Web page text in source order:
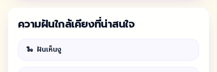
ความฝันใกล้เคียงที่น่าสนใจ
🐍 ฝันเห็นงู